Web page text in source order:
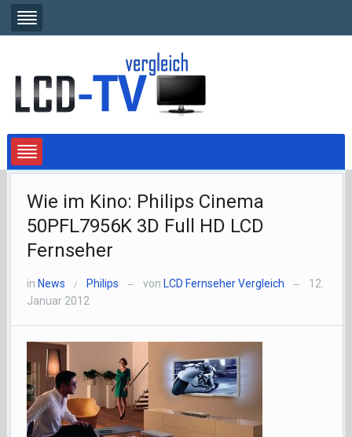
Wie im Kino: Philips Cinema
50PFL7956K 3D Full HD LCD
Fernseher
in News / Philips — von LCD Fernseher Vergleich —
12.
Januar 2012